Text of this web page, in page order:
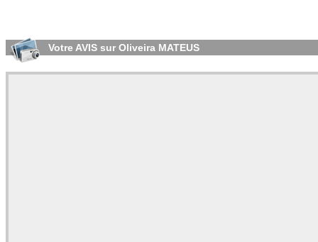
Votre AVIS sur Oliveira MATEUS